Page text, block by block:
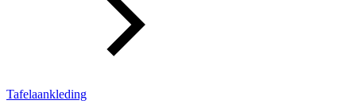
Tafelaankleding